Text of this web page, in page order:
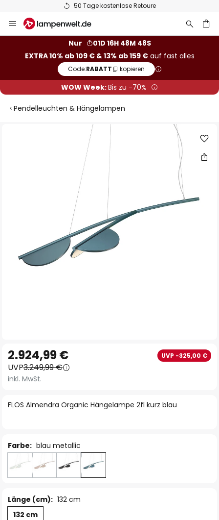
50 Tage kostenlose Retoure
Inhalt
Nur
01D 16H 48M 47S
EXTRA 10% ab 109 € & 13% ab 159 €auf fast alles
Code:RABATT kopieren
WOW Week:Bis zu -70%
Pendelleuchten & Hängelampen
Anfang
der
Bildgalerie
FLOS Almendra Organic Hängelampe 2fl kurz blau
2.924,99 € UVP -325,00 €
UVP3.249,99 €
inkl. MwSt.
Farbe: blau metallic
Länge (cm): 132 cm
132 cm